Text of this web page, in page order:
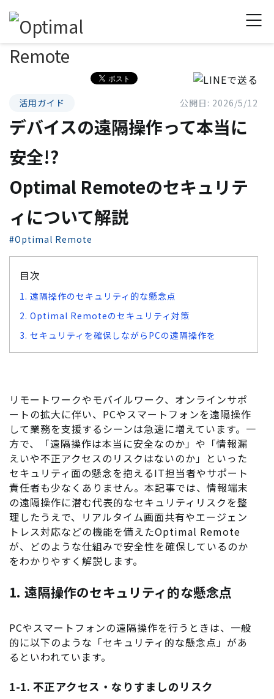
活用ガイド 公開日: 2026/5/12
デバイスの遠隔操作って本当に
安全!?
Optimal Remoteのセキュリテ
ィについて解説
#Optimal Remote
目次
1. 遠隔操作のセキュリティ的な懸念点
2. Optimal Remoteのセキュリティ対策
3. セキュリティを確保しながらPCの遠隔操作を
リモートワークやモバイルワーク、オンラインサポ
ートの拡大に伴い、PCやスマートフォンを遠隔操作
して業務を支援するシーンは急速に増えています。一
方で、「遠隔操作は本当に安全なのか」や「情報漏
えいや不正アクセスのリスクはないのか」といった
セキュリティ面の懸念を抱えるIT担当者やサポート
責任者も少なくありません。本記事では、情報端末
の遠隔操作に潜む代表的なセキュリティリスクを整
理したうえで、リアルタイム画面共有やエージェン
トレス対応などの機能を備えたOptimal Remote
が、どのような仕組みで安全性を確保しているのか
をわかりやすく解説します。
1. 遠隔操作のセキュリティ的な懸念点
PCやスマートフォンの遠隔操作を行うときは、一般
的に以下のような「セキュリティ的な懸念点」があ
るといわれています。
1-1. 不正アクセス・なりすましのリスク